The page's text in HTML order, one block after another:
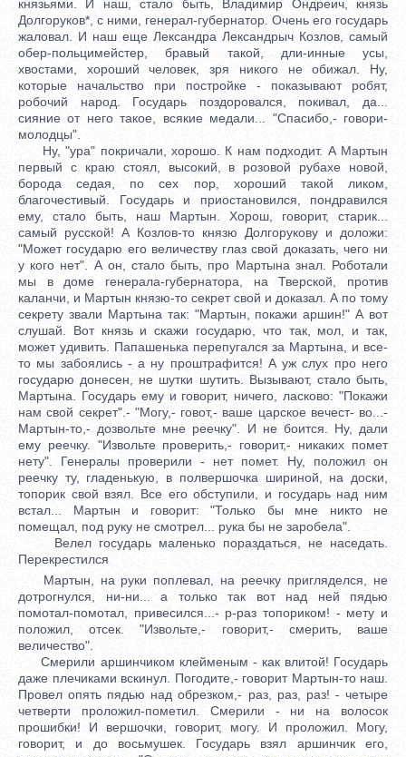
князьями. И наш, стало быть, Владимир Ондреич, князь
Долгоруков*, с ними, генерал-губернатор. Очень его государь
жаловал. И наш еще Лександра Лександрыч Козлов, самый
обер-польцимейстер, бравый такой, дли-инные усы,
хвостами, хороший человек, зря никого не обижал. Ну,
которые начальство при постройке - показывают робят,
робочий народ. Государь поздоровался, покивал, да...
сияние от него такое, всякие медали... "Спасибо,- говори-
молодцы".
Ну, "ура" покричали, хорошо. К нам подходит. А Мартын
первый с краю стоял, высокий, в розовой рубахе новой,
борода седая, по сех пор, хороший такой ликом,
благочестивый. Государь и приостановился, пондравился
ему, стало быть, наш Мартын. Хорош, говорит, старик...
самый русской! А Козлов-то князю Долгорукову и доложи:
"Может государю его величеству глаз свой доказать, чего ни
у кого нет". А он, стало быть, про Мартына знал. Роботали
мы в доме генерала-губернатора, на Тверской, против
каланчи, и Мартын князю-то секрет свой и доказал. А по тому
секрету звали Мартына так: "Мартын, покажи аршин!" А вот
слушай. Вот князь и скажи государю, что так, мол, и так,
может удивить. Папашенька перепугался за Мартына, и все-
то мы забоялись - а ну проштрафится! А уж слух про него
государю донесен, не шутки шутить. Вызывают, стало быть,
Мартына. Государь ему и говорит, ничего, ласково: "Покажи
нам свой секрет".- "Могу,- говот,- ваше царское вечест- во...-
Мартын-то,- дозвольте мне реечку". И не боится. Ну, дали
ему реечку. "Извольте проверить,- говорит,- никаких помет
нету". Генералы проверили - нет помет. Ну, положил он
реечку ту, гладенькую, в полвершочка шириной, на доски,
топорик свой взял. Все его обступили, и государь над ним
встал... Мартын и говорит: "Только бы мне никто не
помещал, под руку не смотрел... рука бы не заробела".
Велел государь маленько пораздаться, не наседать.
Перекрестился
Мартын, на руки поплевал, на реечку пригляделся, не
дотрогнулся, ни-ни... а только так вот над ней пядью
помотал-помотал, привесился...- р-раз топориком! - мету и
положил, отсек. "Извольте,- говорит,- смерить, ваше
величество".
Смерили аршинчиком клейменым - как влитой! Государь
даже плечиками вскинул. Погодите,- говорит Мартын-то наш.
Провел опять пядью над обрезком,- раз, раз, раз! - четыре
четверти проложил-пометил. Смерили - ни на волосок
прошибки! И вершочки, говорит, могу. И проложил. Могу,
говорит, и до восьмушек. Государь взял аршинчик его,